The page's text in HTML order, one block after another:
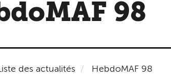
98
Liste des actualités HebdoMAF 98